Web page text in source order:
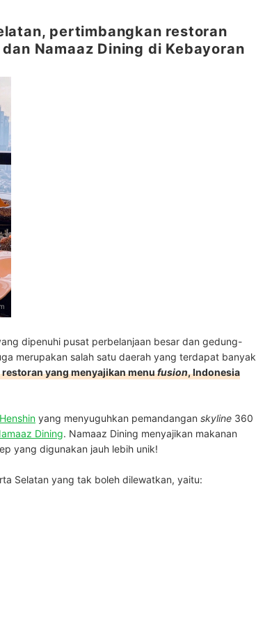
pertimbangkan restoran
Namaaz Dining di Kebayoran
dipenuhi pusat perbelanjaan besar dan gedung-
merupakan salah satu daerah yang terdapat banyak
yang menyajikan menufusion, Indonesia
Henshin yang menyuguhkan pemandangan skyline 360
Dining. Namaaz Dining menyajikan makanan
yang digunakan jauh lebih unik!
Selatan yang tak boleh dilewatkan, yaitu: